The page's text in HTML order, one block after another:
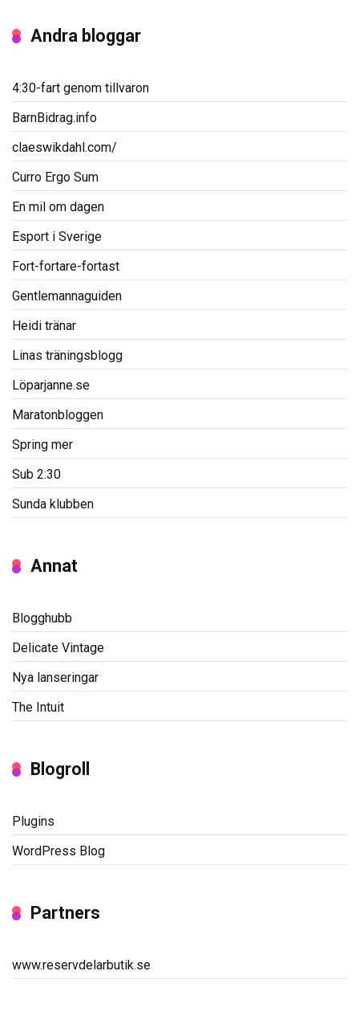
Andra bloggar
4:30-fart genom tillvaron
BarnBidrag.info
claeswikdahl.com/
Curro Ergo Sum
En mil om dagen
Esport i Sverige
Fort-fortare-fortast
Gentlemannaguiden
Heidi tränar
Linas träningsblogg
Löparjanne.se
Maratonbloggen
Spring mer
Sub 2:30
Sunda klubben
Annat
Blogghubb
Delicate Vintage
Nya lanseringar
The Intuit
Blogroll
Plugins
WordPress Blog
Partners
www.reservdelarbutik.se